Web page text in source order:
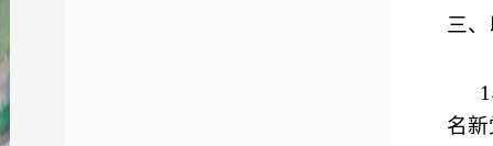
三
1
名